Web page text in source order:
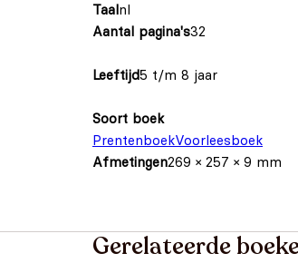
Taalnl
Aantal pagina's32
Leeftijd5 t/m 8 jaar
Soort boek
PrentenboekVoorleesboek
Afmetingen269 × 257 × 9 mm
Gerelateerde